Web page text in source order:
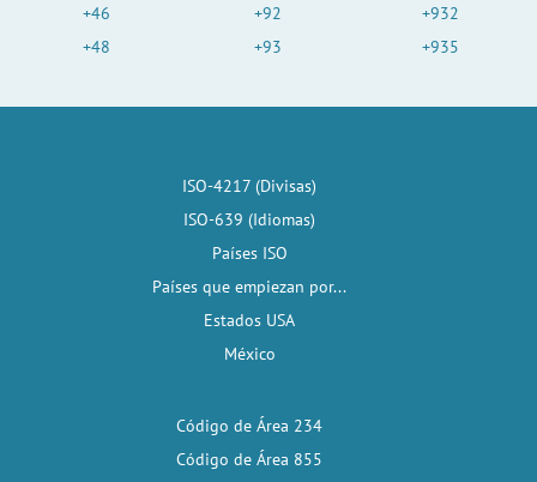
+46
+48
+92
+93
+932
+935
ISO-4217 (Divisas)
ISO-639 (Idiomas)
Países ISO
Países que empiezan por...
Estados USA
México
Código de Área 234
Código de Área 855